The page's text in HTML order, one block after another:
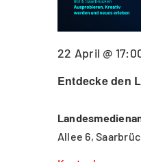
Entdecke den
22 April @
Allee 6,